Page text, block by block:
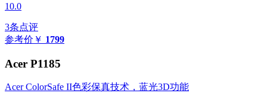
10.0
3条点评
参考价 ￥ 1799
Acer P1185
Acer ColorSafe II色彩保真技术，蓝光3D功能